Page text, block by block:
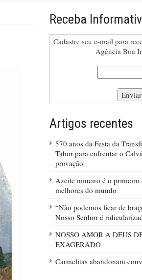
Receba
Cadastre seu e-mail para
Agência Boa
Artigos recentes
570 anos da Festa da
Tabor para enfrentar o
provação
Azeite mineiro é o primeiro
melhores do mundo
“Não podemos ficar de
Nosso Senhor é
NOSSO AMOR A DEUS
EXAGERADO
Carmelitas abandonam